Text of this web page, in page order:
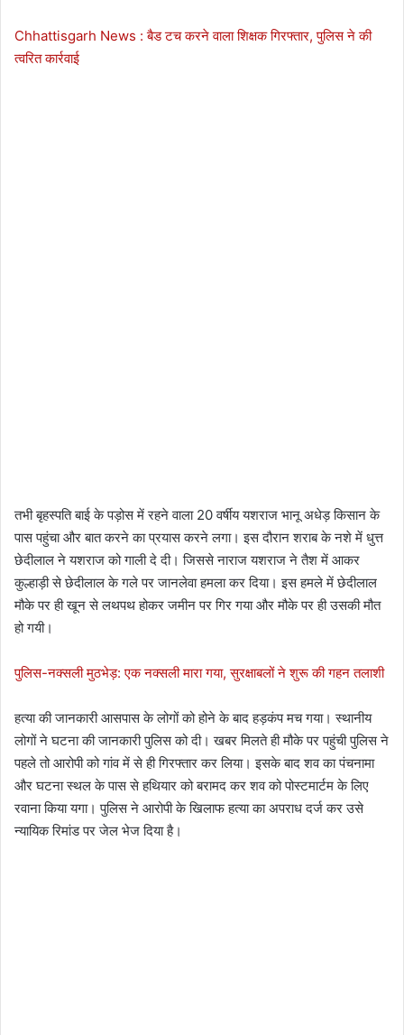
Chhattisgarh News : बैड टच करने वाला शिक्षक गिरफ्तार, पुलिस ने की
त्वरित कार्रवाई
तभी बृहस्पति बाई के पड़ोस में रहने वाला 20 वर्षीय यशराज भानू अधेड़ किसान के
पास पहुंचा और बात करने का प्रयास करने लगा। इस दौरान शराब के नशे में धुत्त
छेदीलाल ने यशराज को गाली दे दी। जिससे नाराज यशराज ने तैश में आकर
कुल्हाड़ी से छेदीलाल के गले पर जानलेवा हमला कर दिया। इस हमले में छेदीलाल
मौके पर ही खून से लथपथ होकर जमीन पर गिर गया और मौके पर ही उसकी मौत
हो गयी।
पुलिस-नक्सली मुठभेड़: एक नक्सली मारा गया, सुरक्षाबलों ने शुरू की गहन तलाशी
हत्या की जानकारी आसपास के लोगों को होने के बाद हड़कंप मच गया। स्थानीय
लोगों ने घटना की जानकारी पुलिस को दी। खबर मिलते ही मौके पर पहुंची पुलिस ने
पहले तो आरोपी को गांव में से ही गिरफ्तार कर लिया। इसके बाद शव का पंचनामा
और घटना स्थल के पास से हथियार को बरामद कर शव को पोस्टमार्टम के लिए
रवाना किया यगा। पुलिस ने आरोपी के खिलाफ हत्या का अपराध दर्ज कर उसे
न्यायिक रिमांड पर जेल भेज दिया है।